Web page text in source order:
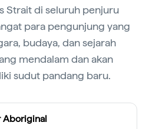
Strait di seluruh penjuru
para pengunjung yang
budaya, dan sejarah
mendalam dan akan
sudut pandang baru.
Aboriginal